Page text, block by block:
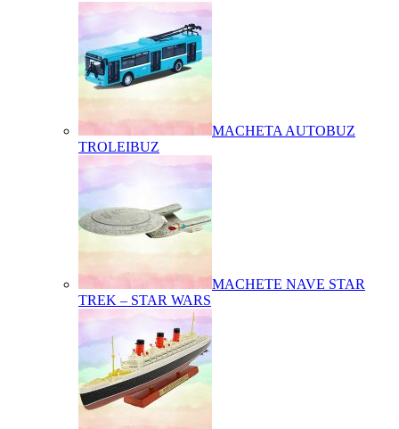
MACHETA AUTOBUZ
TROLEIBUZ
MACHETE NAVE STAR
TREK – STAR WARS